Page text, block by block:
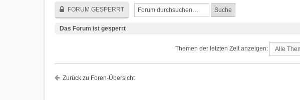
FORUM GESPERRT
Das Forum ist gesperrt
Themen der letzten Zeit anzeigen:
Zurück zu Foren-Übersicht